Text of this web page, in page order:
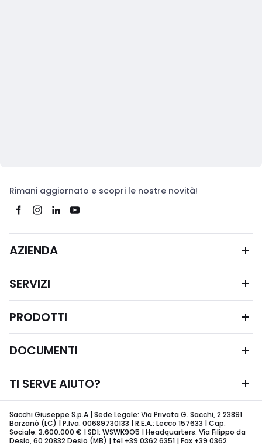
Rimani aggiornato e scopri le nostre novità!
AZIENDA
SERVIZI
PRODOTTI
DOCUMENTI
TI SERVE AIUTO?
Sacchi Giuseppe S.p.A | Sede Legale: Via Privata G. Sacchi, 2 23891
Barzanò (LC) | P.Iva: 00689730133 | R.E.A.: Lecco 157633 | Cap.
Sociale: 3.600.000 € | SDI: WSWK9O5 | Headquarters: Via Filippo da
Desio, 60 20832 Desio (MB) | tel +39 0362 6351 | Fax +39 0362